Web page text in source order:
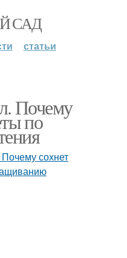
САД
статьи
Почему
по